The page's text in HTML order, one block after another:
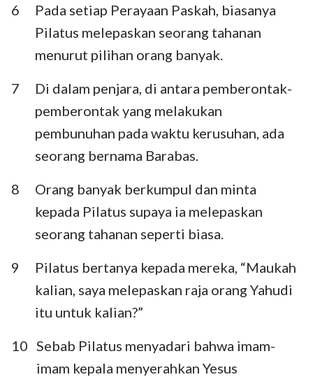
6
Pada setiap Perayaan Paskah, biasanya
Pilatus melepaskan seorang tahanan
menurut pilihan orang banyak.
7
Di dalam penjara, di antara pemberontak-
pemberontak yang melakukan
pembunuhan pada waktu kerusuhan, ada
seorang bernama Barabas.
8
Orang banyak berkumpul dan minta
kepada Pilatus supaya ia melepaskan
seorang tahanan seperti biasa.
9
Pilatus bertanya kepada mereka, “Maukah
kalian, saya melepaskan raja orang Yahudi
itu untuk kalian?”
10 Sebab Pilatus menyadari bahwa imam-
imam kepala menyerahkan Yesus